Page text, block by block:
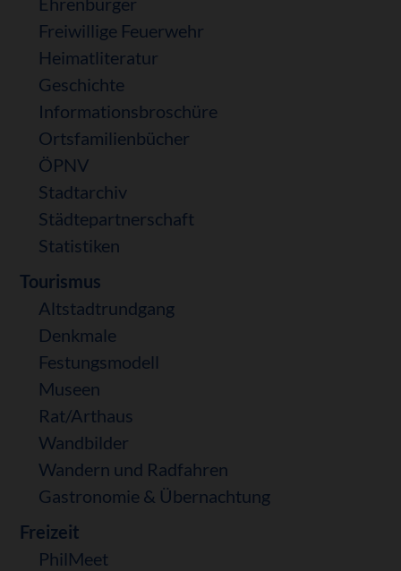
Freiwillige Feuerwehr
Heimatliteratur
Geschichte
Informationsbroschüre
Ortsfamilienbücher
ÖPNV
Stadtarchiv
Städtepartnerschaft
Statistiken
Tourismus
Altstadtrundgang
Denkmale
Festungsmodell
Museen
Rat/Arthaus
Wandbilder
Wandern und Radfahren
Gastronomie & Übernachtung
Freizeit
PhilMeet